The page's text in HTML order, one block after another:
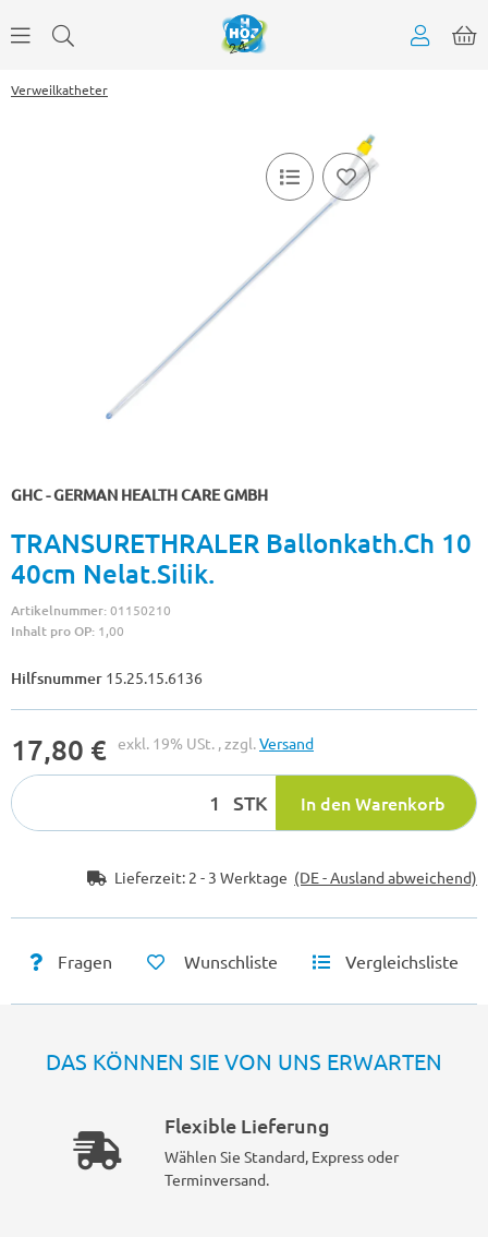
Verweilkatheter
GHC - GERMAN HEALTH CARE GMBH
TRANSURETHRALER Ballonkath.Ch 10
40cm Nelat.Silik.
Artikelnummer:01150210
Inhalt pro OP: 1,00
Hilfsnummer 15.25.15.6136
17,80 € exkl. 19% USt. , zzgl.Versand
STK In den Warenkorb
Lieferzeit: 2 - 3 Werktage (DE - Ausland abweichend)
Fragen Wunschliste Vergleichsliste
DAS KÖNNEN SIE VON UNS ERWARTEN
Flexible Lieferung
Wählen Sie Standard, Express oder
Terminversand.